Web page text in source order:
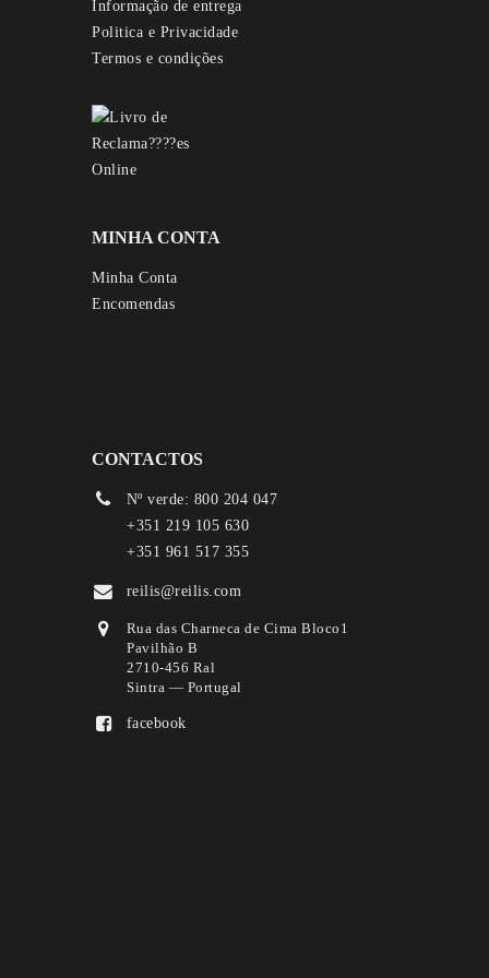
Informação de entrega
Politica e Privacidade
Termos e condições
MINHA CONTA
Minha Conta
Encomendas
CONTACTOS
Nº verde: 800 204 047
+351 219 105 630
+351 961 517 355
reilis@reilis.com
Rua das Charneca de Cima Bloco1
Pavilhão B
2710-456 Ral
Sintra — Portugal
facebook